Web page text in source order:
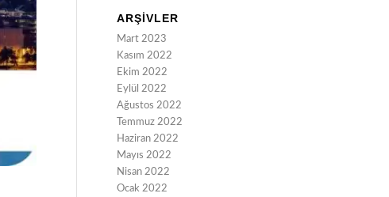
ARŞIVLER
Mart 2023
Kasım 2022
Ekim 2022
Eylül 2022
Ağustos 2022
Temmuz 2022
Haziran 2022
Mayıs 2022
Nisan 2022
Ocak 2022